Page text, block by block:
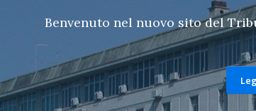
Benvenuto nel nuovo sito del